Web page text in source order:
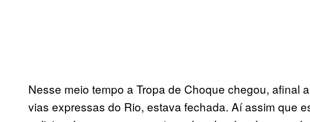
Nesse meio tempo a Tropa de Choque chegou, afinal
vias expressas do Rio, estava fechada. Aí assim que